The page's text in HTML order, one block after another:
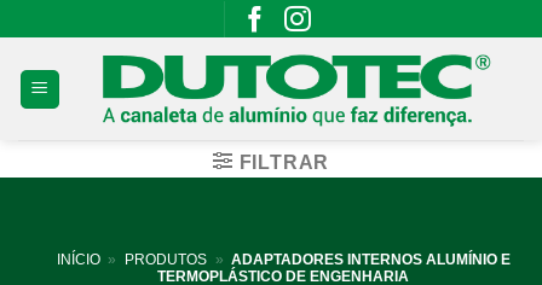
to
content
FILTRAR
INÍCIO » PRODUTOS » ADAPTADORES INTERNOS ALUMÍNIO E
TERMOPLÁSTICO DE ENGENHARIA